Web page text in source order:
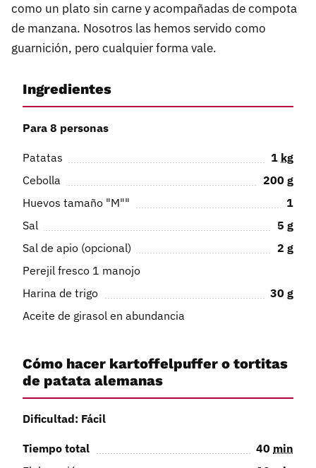
como un plato sin carne y acompañadas de compota
de manzana. Nosotros las hemos servido como
guarnición, pero cualquier forma vale.
Ingredientes
Para 8 personas
Patatas 1 kg
Cebolla
200 g
Huevos tamaño "M""
1
Sal
5 g
Sal de apio (opcional)
2 g
Perejil fresco 1 manojo
Harina de trigo
30 g
Aceite de girasol en abundancia
Cómo hacer kartoffelpuffer o tortitas
de patata alemanas
Dificultad: Fácil
Tiempo total 40 min